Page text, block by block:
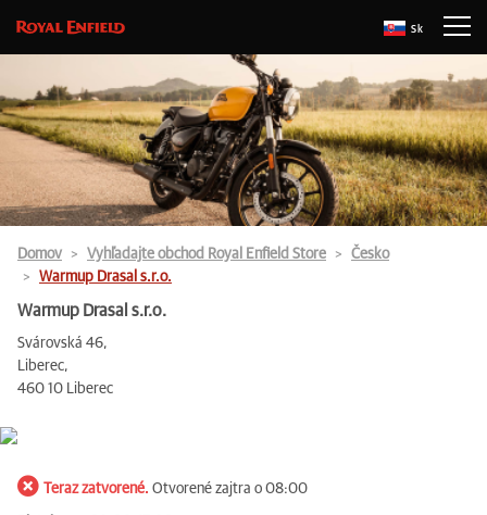
Sk
Domov Vyhľadajte obchod Royal Enfield Store
Česko
Warmup Drasal s.r.o.
Warmup Drasal s.r.o.
Svárovská 46,
Liberec,
460 10 Liberec
Teraz zatvorené. Otvorené zajtra o 08:00